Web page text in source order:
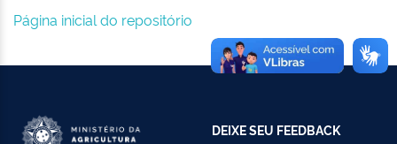
Página inicial do repositório
DEIXE SEU FEEDBACK